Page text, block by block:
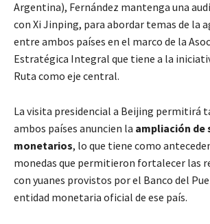
Argentina), Fernández mantenga una
con Xi Jinping, para abordar temas de la
entre ambos países en el marco de la
Estratégica Integral que tiene a la
Ruta como eje central.
La visita presidencial a Beijing permitirá
ambos países anuncien la ampliación de
monetarios, lo que tiene como
monedas que permitieron fortalecer las
con yuanes provistos por el Banco del
entidad monetaria oficial de ese país.